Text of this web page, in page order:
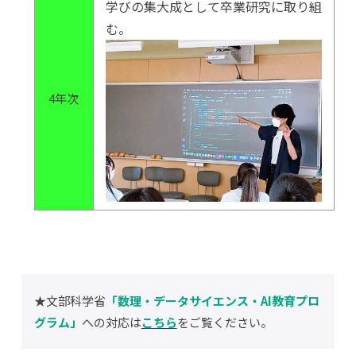
4年次
学びの集大成として卒業研究に取り組
む。
★文部科学省「数理・データサイエンス・AI教育プロ
グラム」 への対応はこちらをご覧ください。